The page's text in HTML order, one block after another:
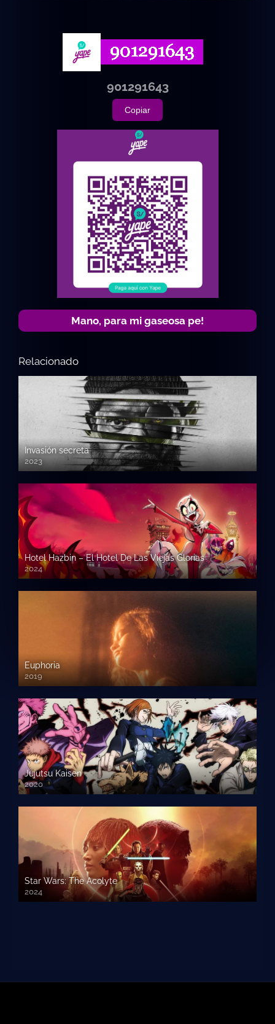
901291643
Copiar
Mano, para mi gaseosa pe!
Relacionado
Invasión secreta
2023
Hotel Hazbin – El Hotel De Las Viejas Glorias
2024
Euphoria
2019
Jujutsu Kaisen
2020
Star Wars: The Acolyte
2024